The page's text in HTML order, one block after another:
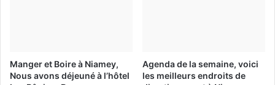
Manger et Boire à Niamey,
Nous avons déjeuné à l’hôtel
Agenda de la semaine, voici
les meilleurs endroits de